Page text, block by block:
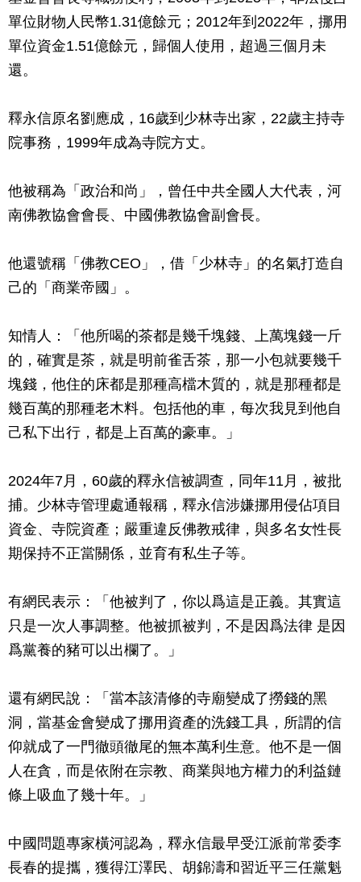
單位財物人民幣1.31億餘元；2012年到2022年，挪用
單位資金1.51億餘元，歸個人使用，超過三個月未
還。
釋永信原名劉應成，16歲到少林寺出家，22歲主持寺
院事務，1999年成為寺院方丈。
他被稱為「政治和尚」，曾任中共全國人大代表，河
南佛教協會會長、中國佛教協會副會長。
他還號稱「佛教CEO」，借「少林寺」的名氣打造自
己的「商業帝國」。
知情人：「他所喝的茶都是幾千塊錢、上萬塊錢一斤
的，確實是茶，就是明前雀舌茶，那一小包就要幾千
塊錢，他住的床都是那種高檔木質的，就是那種都是
幾百萬的那種老木料。包括他的車，每次我見到他自
己私下出行，都是上百萬的豪車。」
2024年7月，60歲的釋永信被調查，同年11月，被批
捕。少林寺管理處通報稱，釋永信涉嫌挪用侵佔項目
資金、寺院資產；嚴重違反佛教戒律，與多名女性長
期保持不正當關係，並育有私生子等。
有網民表示：「他被判了，你以爲這是正義。其實這
只是一次人事調整。他被抓被判，不是因爲法律 是因
爲黨養的豬可以出欄了。」
還有網民說：「當本該清修的寺廟變成了撈錢的黑
洞，當基金會變成了挪用資產的洗錢工具，所謂的信
仰就成了一門徹頭徹尾的無本萬利生意。他不是一個
人在貪，而是依附在宗教、商業與地方權力的利益鏈
條上吸血了幾十年。」
中國問題專家橫河認為，釋永信最早受江派前常委李
長春的提攜，獲得江澤民、胡錦濤和習近平三任黨魁